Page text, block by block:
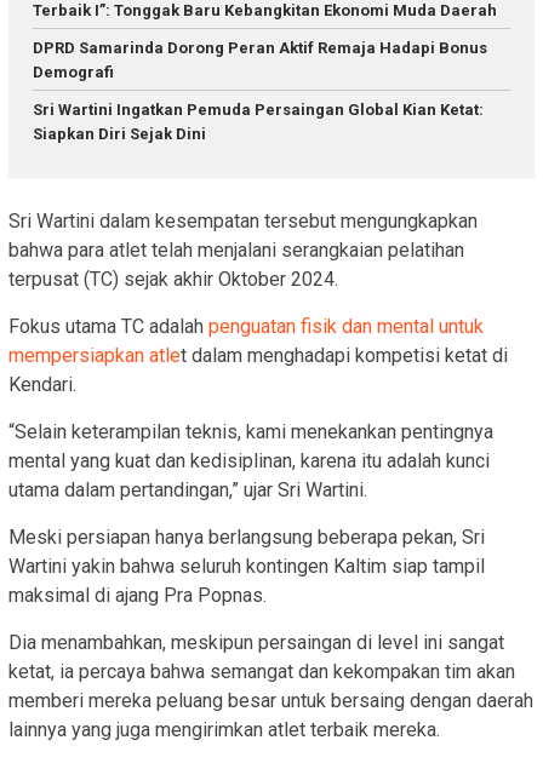
Terbaik I”: Tonggak Baru Kebangkitan Ekonomi Muda Daerah
DPRD Samarinda Dorong Peran Aktif Remaja Hadapi Bonus
Demografi
Sri Wartini Ingatkan Pemuda Persaingan Global Kian Ketat:
Siapkan Diri Sejak Dini
Sri Wartini dalam kesempatan tersebut mengungkapkan
bahwa para atlet telah menjalani serangkaian pelatihan
terpusat (TC) sejak akhir Oktober 2024.
Fokus utama TC adalah penguatan fisik dan mental untuk
mempersiapkan atlet dalam menghadapi kompetisi ketat di
Kendari.
“Selain keterampilan teknis, kami menekankan pentingnya
mental yang kuat dan kedisiplinan, karena itu adalah kunci
utama dalam pertandingan,” ujar Sri Wartini.
Meski persiapan hanya berlangsung beberapa pekan, Sri
Wartini yakin bahwa seluruh kontingen Kaltim siap tampil
maksimal di ajang Pra Popnas.
Dia menambahkan, meskipun persaingan di level ini sangat
ketat, ia percaya bahwa semangat dan kekompakan tim akan
memberi mereka peluang besar untuk bersaing dengan daerah
lainnya yang juga mengirimkan atlet terbaik mereka.